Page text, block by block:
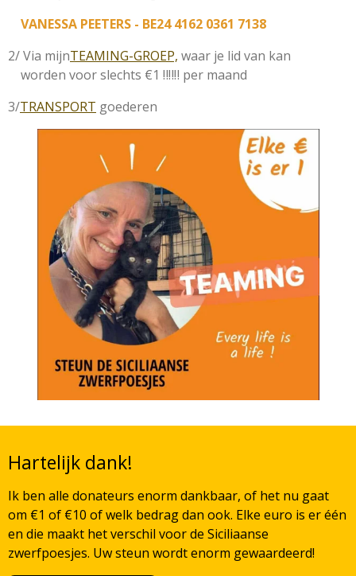
VANESSA PEETERS - BE24 4162 0361 7138
2/ Via mijnTEAMING-GROEP, waar je lid van kan
worden voor slechts €1 ‼️‼️‼️ per maand
3/TRANSPORT goederen
Hartelijk dank!
Ik ben alle donateurs enorm dankbaar, of het nu gaat
om €1 of €10 of welk bedrag dan ook. Elke euro is er één
en die maakt het verschil voor de Siciliaanse
zwerfpoesjes. Uw steun wordt enorm gewaardeerd!